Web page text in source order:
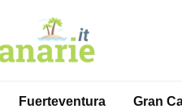
Fuerteventura Gran